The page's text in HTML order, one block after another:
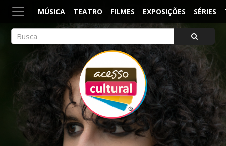
MÚSICA TEATRO FILMES EXPOSIÇÕES SÉRIES
ACESSO CULTURAL
Arte, Cultura Pop e Entretenimento